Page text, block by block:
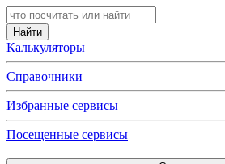
Калькуляторы
Справочники
Избранные сервисы
Посещенные сервисы